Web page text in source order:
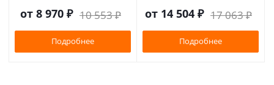
от 8 970 ₽ 10 553 ₽
Подробнее
от 14 504 ₽ 17 063 ₽
Подробнее